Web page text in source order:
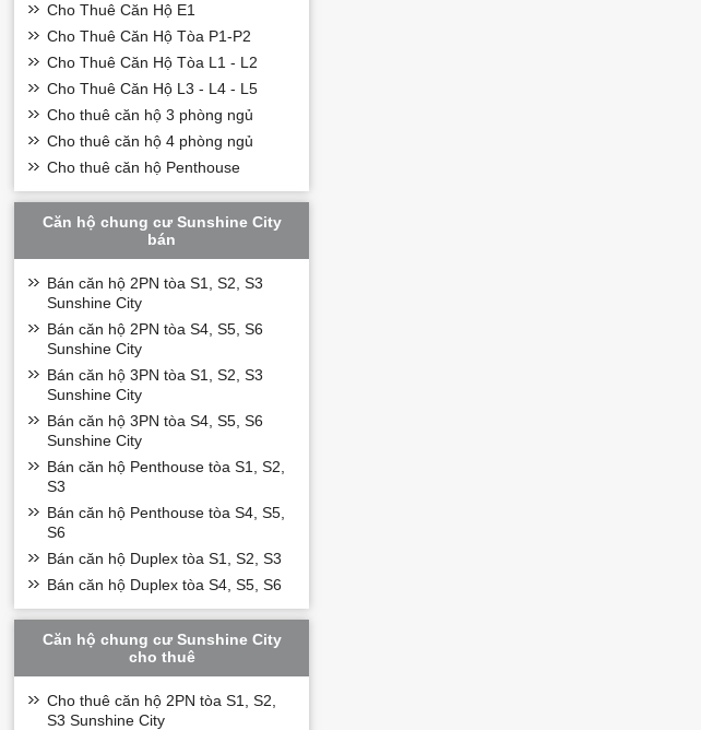
Cho Thuê Căn Hộ E1
Cho Thuê Căn Hộ Tòa P1-P2
Cho Thuê Căn Hộ Tòa L1 - L2
Cho Thuê Căn Hộ L3 - L4 - L5
Cho thuê căn hộ 3 phòng ngủ
Cho thuê căn hộ 4 phòng ngủ
Cho thuê căn hộ Penthouse
Căn hộ chung cư Sunshine City
bán
Bán căn hộ 2PN tòa S1, S2, S3
Sunshine City
Bán căn hộ 2PN tòa S4, S5, S6
Sunshine City
Bán căn hộ 3PN tòa S1, S2, S3
Sunshine City
Bán căn hộ 3PN tòa S4, S5, S6
Sunshine City
Bán căn hộ Penthouse tòa S1, S2,
S3
Bán căn hộ Penthouse tòa S4, S5,
S6
Bán căn hộ Duplex tòa S1, S2, S3
Bán căn hộ Duplex tòa S4, S5, S6
Căn hộ chung cư Sunshine City
cho thuê
Cho thuê căn hộ 2PN tòa S1, S2,
S3 Sunshine City